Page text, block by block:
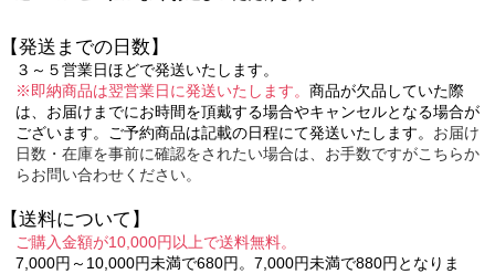
【発送までの日数】
３～５営業日ほどで発送いたします。
※即納商品は翌営業日に発送いたします。 商品が欠品していた際
は、お届けまでにお時間を頂戴する場合やキャンセルとなる場合が
ございます。ご予約商品は記載の日程にて発送いたします。 お届け
日数・在庫を事前に確認をされたい場合は、お手数ですがこちらか
らお問い合わせください。
【送料について】
ご購入金額が10,000円以上で送料無料。
7,000円～10,000円未満で680円。7,000円未満で880円となりま